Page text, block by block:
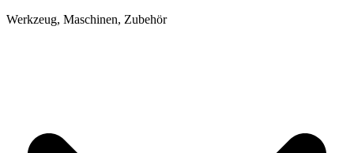
Werkzeug, Maschinen, Zubehör